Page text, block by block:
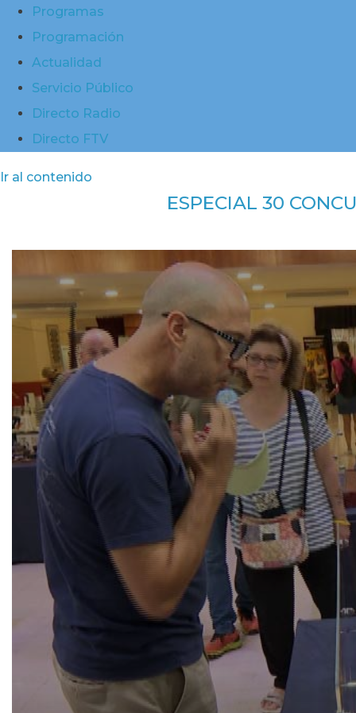
Programas
Programación
Actualidad
Servicio Público
Directo Radio
Directo FTV
Ir al contenido
ESPECIAL 30